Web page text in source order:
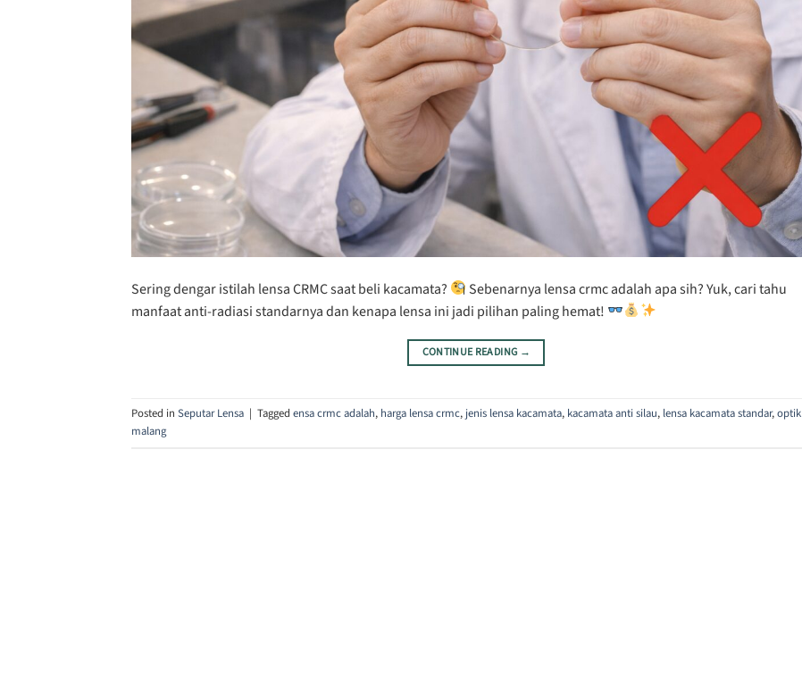
Sering dengar istilah lensa CRMC saat beli kacamata?
Sebenarnya lensa crmc adalah apa sih? Yuk, cari tahu
manfaat anti-radiasi standarnya dan kenapa lensa ini jadi pilihan paling hemat!
CONTINUE READING →
Posted in Seputar Lensa | Tagged ensa crmc adalah, harga lensa crmc, jenis lensa kacamata, kacamata anti silau, lensa kacamata standar,optik
malang